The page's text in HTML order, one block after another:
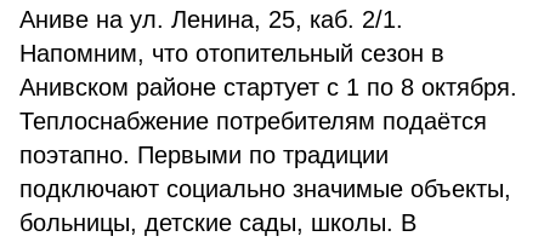
Аниве на ул. Ленина, 25, каб. 2/1.
Напомним, что отопительный сезон в
Анивском районе стартует с 1 по 8 октября.
Теплоснабжение потребителям подаётся
поэтапно. Первыми по традиции
подключают социально значимые объекты,
больницы, детские сады, школы. В